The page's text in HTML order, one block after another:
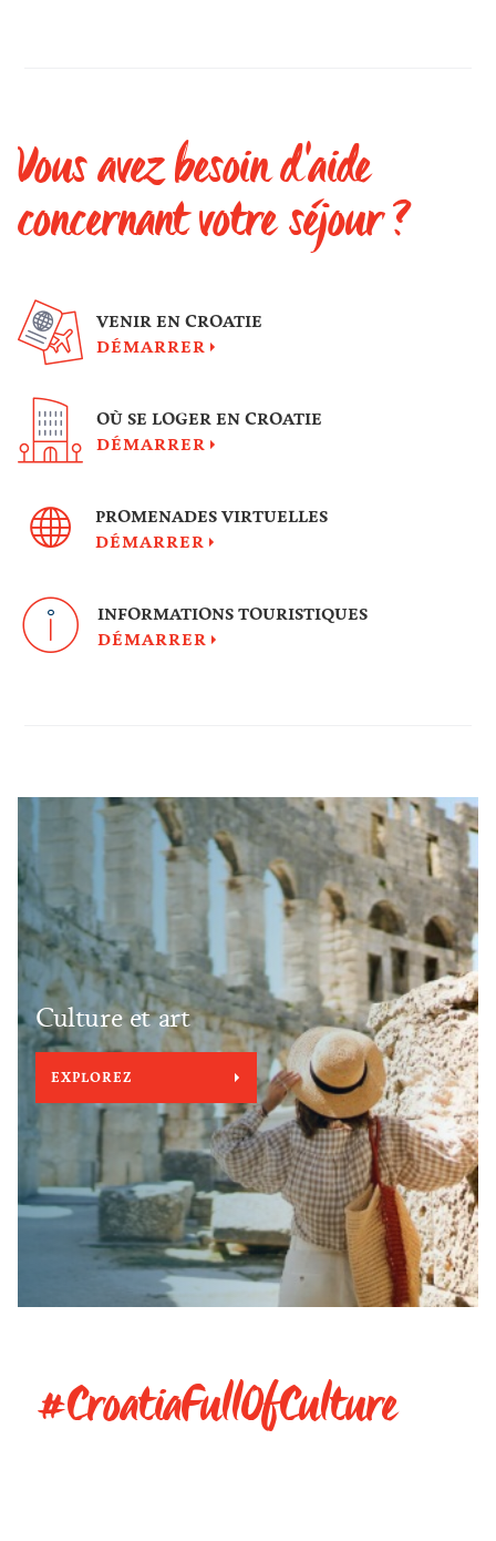
Vous avez besoin d'aide
concernant votre séjour ?
VENIR EN CROATIE
DÉMARRER
OÙ SE LOGER EN CROATIE
DÉMARRER
PROMENADES VIRTUELLES
DÉMARRER
INFORMATIONS TOURISTIQUES
DÉMARRER
Culture et art
EXPLOREZ
#CroatiaFullOfCulture